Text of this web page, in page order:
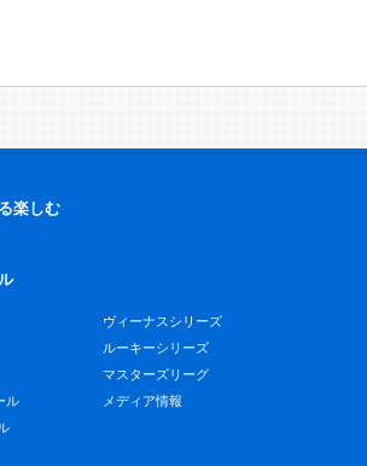
楽しむ
ル
ヴィーナスシリーズ
ルーキーシリーズ
マスターズリーグ
メディア情報